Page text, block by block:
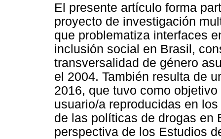
El presente artículo forma
proyecto de investigación
que problematiza interfaces
inclusión social en Brasil,
transversalidad de género
el 2004. También resulta de
2016, que tuvo como
usuario/a reproducidas en
de las políticas de drogas en
perspectiva de los Estudios